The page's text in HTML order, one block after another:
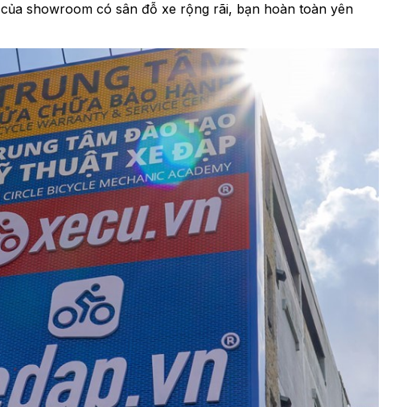
showroom có sân đỗ xe rộng rãi, bạn hoàn toàn yên